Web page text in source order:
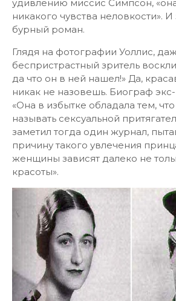
удивлению миссис Симпсон,
никакого чувства неловкости». И
бурный роман.
Глядя на фотографии Уоллис,
беспристрастный зритель
да что он в ней нашел!» Да,
никак не назовешь. Биограф
«Она в избытке обладала тем,
называть сексуальной
заметил тогда один журнал,
причину такого увлечения
женщины зависят далеко не
красоты».